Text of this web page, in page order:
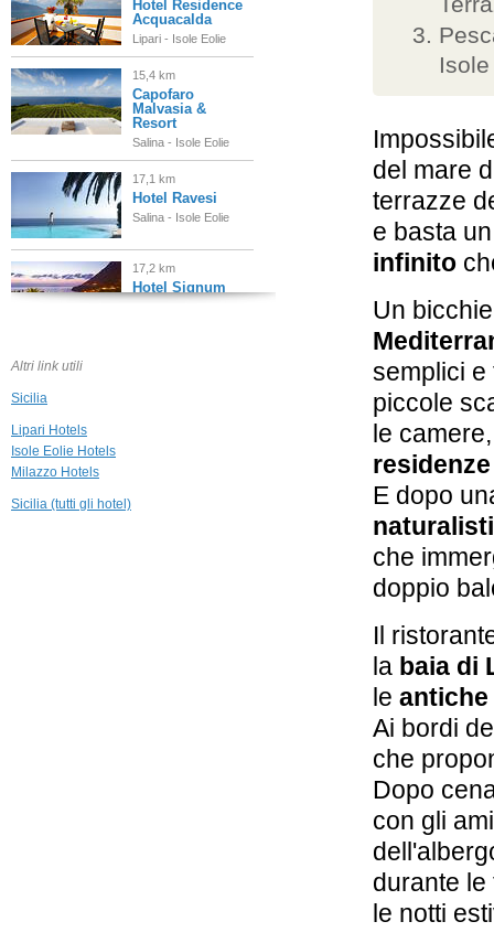
del mare
terrazze
e basta
infinito
Un
semplici e
piccole
le
E dopo
che
doppio
Il
la baia di
le
Ai bordi
che
Dopo
con gli
durante
le notti
Hotel Residence
Acquacalda
Lipari - Isole Eolie
15,4 km
Capofaro
Malvasia &
Resort
Salina - Isole Eolie
17,1 km
Hotel Ravesi
Salina - Isole Eolie
17,2 km
Hotel Signum
Altri link utili
Sicilia
Lipari Hotels
Isole Eolie Hotels
Milazzo Hotels
Sicilia (tutti gli hotel)